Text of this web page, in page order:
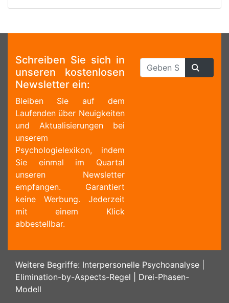
Schreiben Sie sich in
unseren kostenlosen
Newsletter ein:
Bleiben Sie auf dem
Laufenden über Neuigkeiten
und Aktualisierungen bei
unserem
Psychologielexikon, indem
Sie einmal im Quartal
unseren Newsletter
empfangen. Garantiert
keine Werbung. Jederzeit
mit einem Klick
abbestellbar.
Weitere Begriffe: Interpersonelle Psychoanalyse
Elimination-by-Aspects-Regel
Drei-Phasen-
Modell